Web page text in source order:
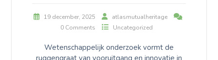
19 december, 2025
atlasmutualheritage
0 Comments
Uncategorized
Wetenschappelijk onderzoek vormt de
ruggengraat van vooruitgang en innovatie in